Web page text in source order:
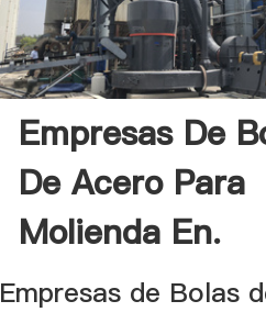
Empresas De
De Acero Para
Molienda En.
Empresas de Bolas